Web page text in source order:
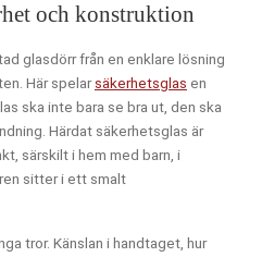
och konstruktion
glasdörr från en enklare lösning
Här spelarsäkerhetsglas en
ska inte bara se bra ut, den ska
Härdat säkerhetsglas är
särskilt i hem med barn, i
sitter i ett smalt
tror. Känslan i handtaget, hur